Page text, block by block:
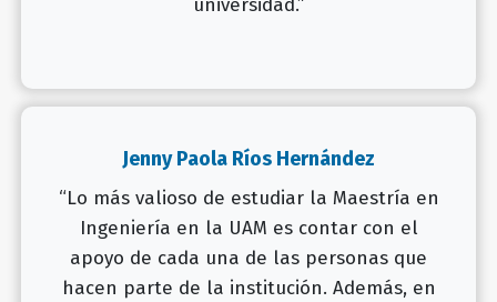
universidad.”
Jenny Paola Ríos Hernández
“Lo más valioso de estudiar la Maestría en
Ingeniería en la UAM es contar con el
apoyo de cada una de las personas que
hacen parte de la institución. Además, en